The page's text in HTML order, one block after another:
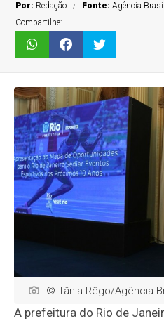
Por: Redação Fonte:Agência Brasil
Compartilhe:
© Tânia Rêgo/Agência
A prefeitura do Rio de